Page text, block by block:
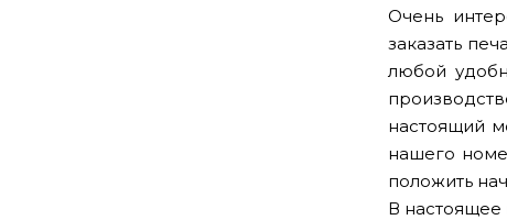
Очень
заказать
любой
настоящий
нашего
положить
В